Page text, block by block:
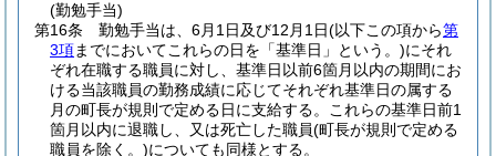
(勤勉手当)
第16条
勤勉手当は、6月1日及び12月1日(以下この項から第
3項までにおいてこれらの日を「基準日」という。)にそれ
ぞれ在職する職員に対し、基準日以前6箇月以内の期間にお
ける当該職員の勤務成績に応じてそれぞれ基準日の属する
月の町長が規則で定める日に支給する。
これらの基準日前1
箇月以内に退職し、又は死亡した職員(町長が規則で定める
職員を除く。)についても同様とする。